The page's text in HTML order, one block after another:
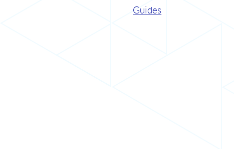
Guides